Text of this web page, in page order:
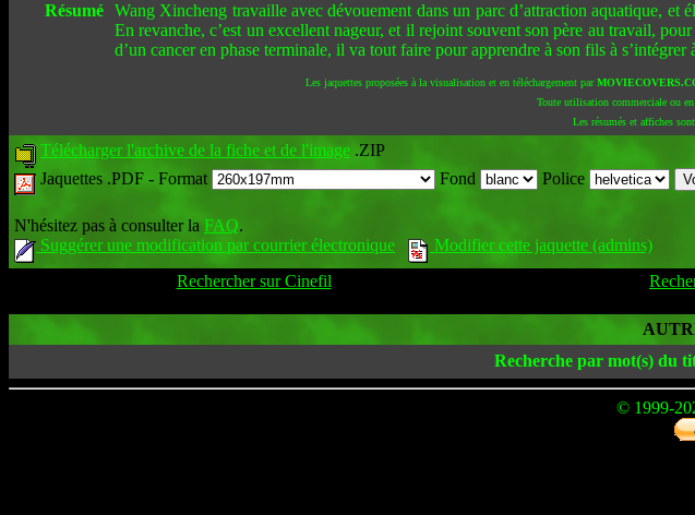
Résumé Wang Xincheng travaille avec dévouement dans un parc d’attraction aquatique,
En revanche, c’est un excellent nageur, et il rejoint souvent son père au travail,
d’un cancer en phase terminale, il va tout faire pour apprendre à son fils à s’intégrer
Les jaquettes proposées à la visualisation et en téléchargement par
Toute utilisation commerciale ou
Les résumés et affiches
Télécharger l'archive de la fiche et de l'image .ZIP
Jaquettes .PDF - Format Fond Police
N'hésitez pas à consulter la FAQ.
Suggérer une modification par courrier électronique
Modifier cette jaquette (admins)
Rechercher sur Cinefil
Recherche par mot(s) du
© 1999-